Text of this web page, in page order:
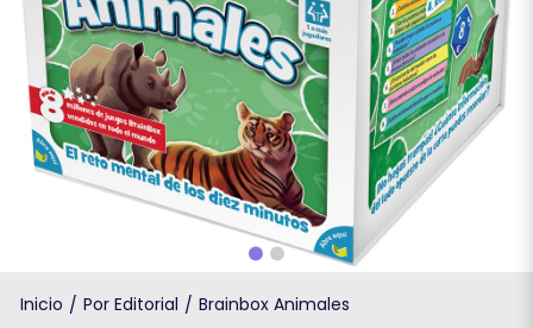
Inicio / Por Editorial / Brainbox Animales